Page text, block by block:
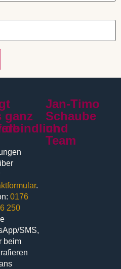
ganz
.
0176
250
SMS,
beim
Jan-Timo
Schaube
und
Team